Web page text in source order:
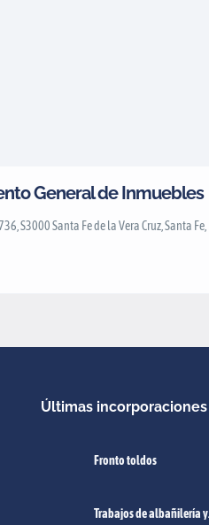
General de Inmuebles
S3000 Santa Fe de la Vera Cruz, Santa Fe,
Últimas incorporaciones
Fronto toldos
Trabajos de albañilería y